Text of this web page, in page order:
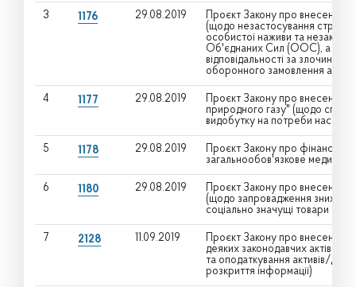
3 1176 29.08.2019
Проєкт Закону про внесення
(щодо незастосування
особистої наживи та
Об'єднаних Сил (ООС), а також
відповідальності за злочини,
оборонного замовлення або
4 1177 29.08.2019
Проєкт Закону про внесення
природного газу" (щодо
видобутку на потреби
5 1178 29.08.2019
Проєкт Закону про фінансове
загальнообов'язкове медичне
6 1180 29.08.2019
Проєкт Закону про внесення
(щодо запровадження
соціально значущі товари та
7 2128 11.09.2019
Проєкт Закону про внесення
деяких законодавчих актів
та оподаткування активів/
розкриття інформації)